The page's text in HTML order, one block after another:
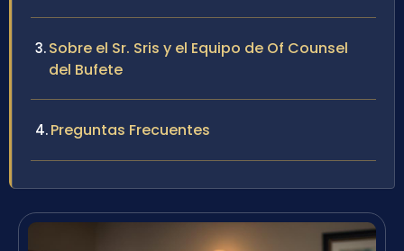
Sobre el Sr. Sris y el Equipo de Of Counsel
del Bufete
Preguntas Frecuentes